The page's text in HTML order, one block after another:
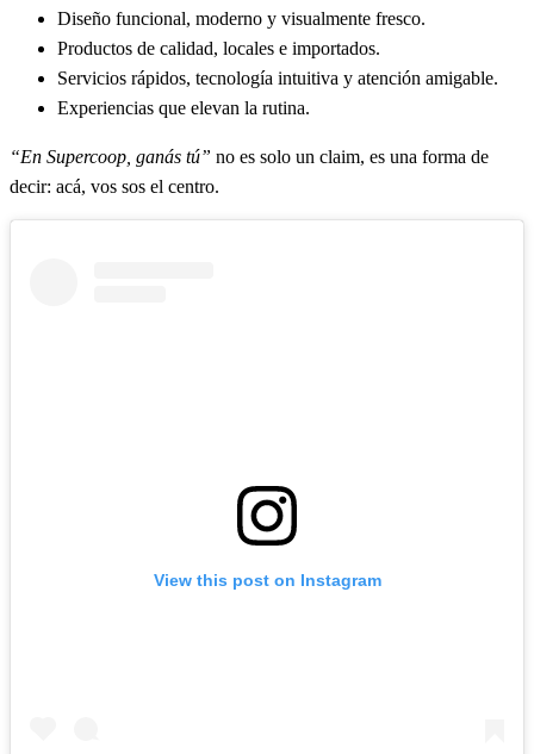
Diseño funcional, moderno y visualmente fresco.
Productos de calidad, locales e importados.
Servicios rápidos, tecnología intuitiva y atención amigable.
Experiencias que elevan la rutina.
“En Supercoop, ganás tú” no es solo un claim, es una forma de
decir: acá, vos sos el centro.
View this post on Instagram